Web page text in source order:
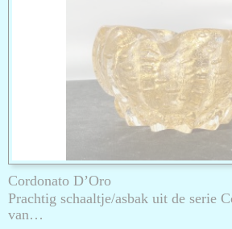
Cordonato D’Oro
Prachtig schaaltje/asbak uit de serie
van…